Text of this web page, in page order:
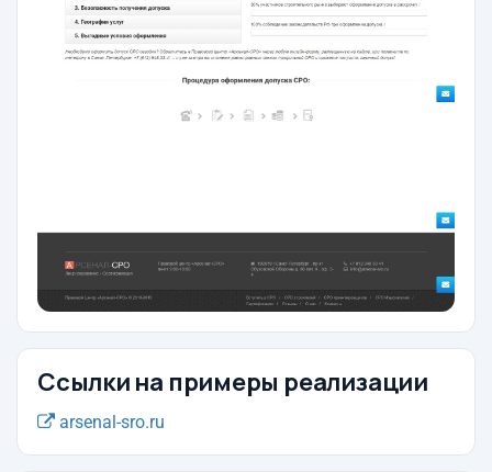
Ссылки на примеры реализации
arsenal-sro.ru